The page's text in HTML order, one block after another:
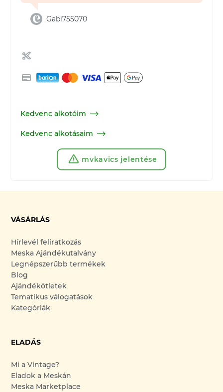
Gabi755070
Kedvenc alkotóim
Kedvenc alkotásaim
mvkavics jelentése
VÁSÁRLÁS
Hírlevél feliratkozás
Meska Ajándékutalvány
Legnépszerűbb termékek
Blog
Ajándékötletek
Tematikus válogatások
Kategóriák
ELADÁS
Mi a Vintage?
Eladok a Meskán
Meska Marketplace